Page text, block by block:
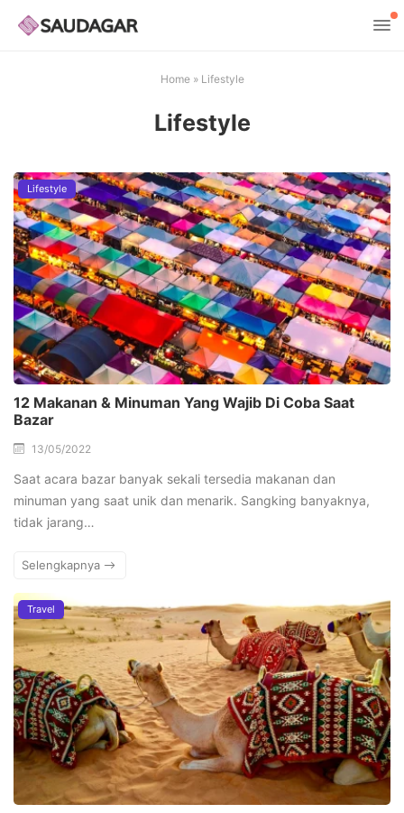
Home» Lifestyle
Lifestyle
Lifestyle
12 Makanan & Minuman Yang Wajib Di Coba Saat
Bazar
13/05/2022
Saat acara bazar banyak sekali tersedia makanan dan
minuman yang saat unik dan menarik. Sangking banyaknya,
tidak jarang…
Selengkapnya
Travel